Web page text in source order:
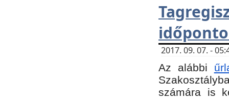
2017. 09. 07. -
Az alábbi
számára is